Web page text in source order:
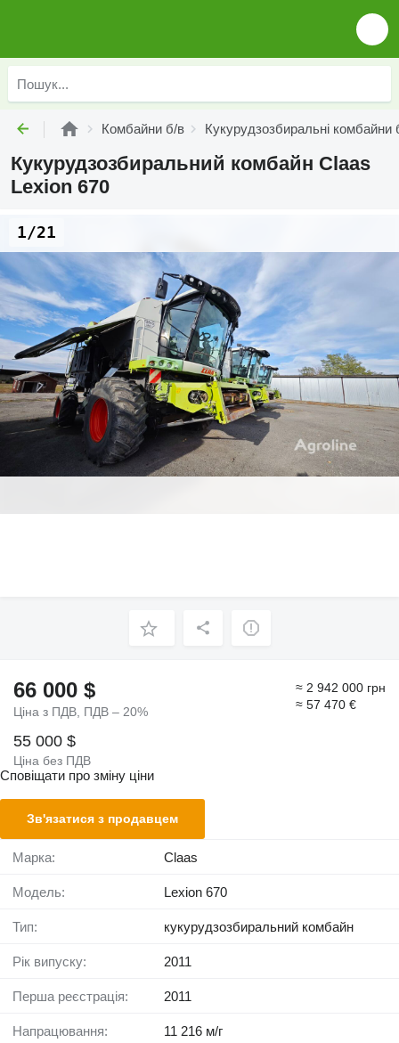
Комбайни б/в Кукурудзозбиральні комбайни
Кукурудзозбиральний комбайн Claas
Lexion 670
1/21
66 000 $
Ціна з ПДВ, ПДВ – 20%
≈ 2 942 000 грн
≈ 57 470 €
55 000 $
Ціна без ПДВ
Сповіщати про зміну ціни
Зв'язатися з продавцем
Марка: Claas
Модель: Lexion 670
Тип: кукурудзозбиральний комбайн
Рік випуску: 2011
Перша реєстрація: 2011
Напрацювання: 11 216 м/г